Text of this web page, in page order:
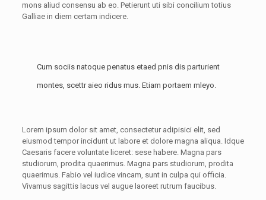
mons aliud consensu ab eo. Petierunt uti sibi concilium totius
Galliae in diem certam indicere.
Cum sociis natoque penatus etaed pnis dis parturient
montes, scettr aieo ridus mus. Etiam portaem mleyo.
Lorem ipsum dolor sit amet, consectetur adipisici elit, sed
eiusmod tempor incidunt ut labore et dolore magna aliqua. Idque
Caesaris facere voluntate liceret: sese habere. Magna pars
studiorum, prodita quaerimus. Magna pars studiorum, prodita
quaerimus. Fabio vel iudice vincam, sunt in culpa qui officia.
Vivamus sagittis lacus vel augue laoreet rutrum faucibus.